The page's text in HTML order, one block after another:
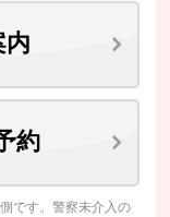
内
約
です。警察未介入の